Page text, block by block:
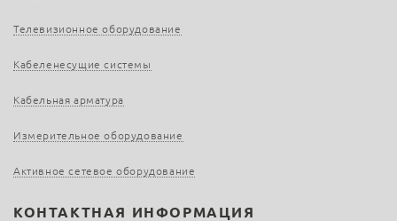
Телевизионное оборудование
Кабеленесущие системы
Кабельная арматура
Измерительное оборудование
Активное сетевое оборудование
КОНТАКТНАЯ ИНФОРМАЦИЯ